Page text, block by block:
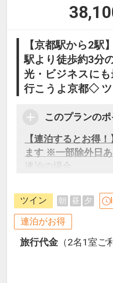
【京都駅から2駅
駅より徒歩約3分
光・ビジネスにも
行こうよ京都◇
このプランのポ
【連泊するとお得
ます ※一部除外日あ
連泊の場合、
０円引
※割引適用後のご旅
「空室照会結果確
※宿泊期間中すべ
ツイン 朝 昼 夕
連泊がお得
旅行代金 （2名1室